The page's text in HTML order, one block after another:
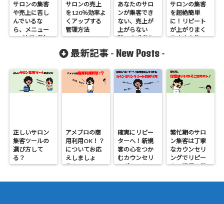
サロンの集客
や売上に苦し
んでいるな
ら、メニュー
の3拍子「絞っ
みよう！
サロンの売上
を120％効率よ
くアップする
管理方法
あなたのサロ
ンが集客でき
ない、売上が
上がらない
時、まず考え
と
サロンの集客
を超絶簡単
に！リピート
が上がりまく
る小ネタ集
最新記事 - New Posts -
正しいサロン
集客ツールの
選び方して
る？
アメブロの商
用利用OK！？
についてお応
えしましょ
う！
確実にリピー
ターへ！新規
客の心をつか
むカウンセリ
ングシートの
繁忙期のサロ
ン集客は丁寧
なカウンセリ
ングでリピー
ター獲得！覚
そこのサロン